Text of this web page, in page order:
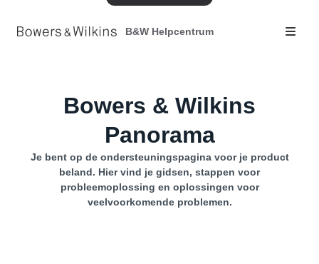
B&W Helpcentrum
Bowers & Wilkins
Panorama
Je bent op de ondersteuningspagina voor je product
beland. Hier vind je gidsen, stappen voor
probleemoplossing en oplossingen voor
veelvoorkomende problemen.